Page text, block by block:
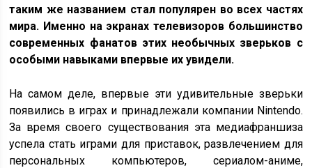
таким же названием стал популярен во всех частях
мира. Именно на экранах телевизоров большинство
современных фанатов этих необычных зверьков с
особыми навыками впервые их увидели.
На самом деле, впервые эти удивительные зверьки
появились в играх и принадлежали компании Nintendo.
За время своего существования эта медиафраншиза
успела стать играми для приставок, развлечением для
персональных компьютеров, сериалом-аниме,